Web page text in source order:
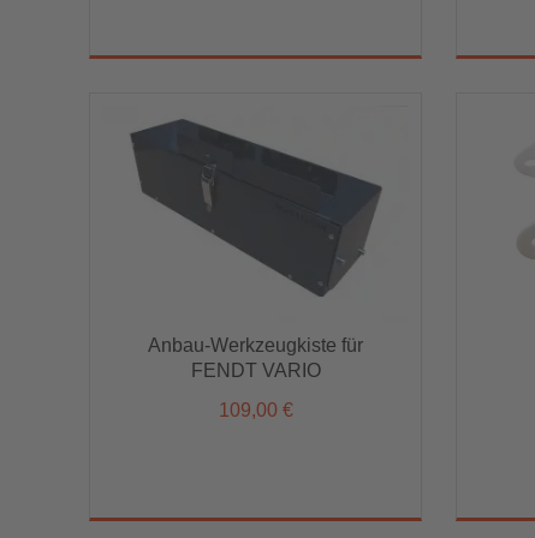
Anbau-Werkzeugkiste für
FENDT VARIO
109,00 €
Anbau-Werkzeugkiste für
FENDT VARIO
109,00 €